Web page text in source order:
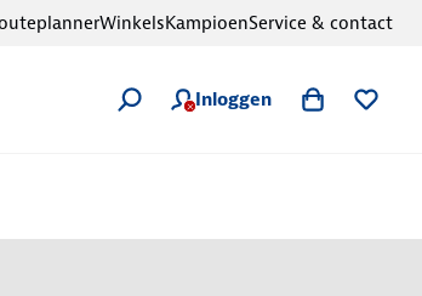
Inloggen
WinkelsKampioenService & contact